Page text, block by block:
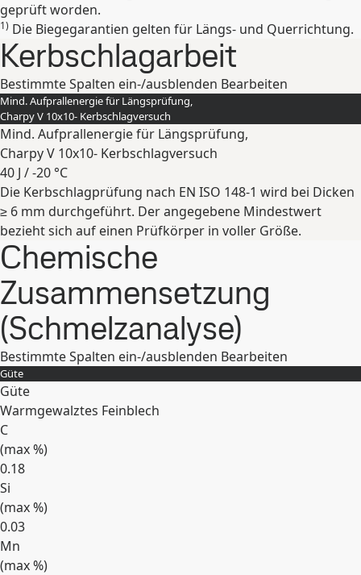
geprüft worden.
1) Die Biegegarantien gelten für Längs- und Querrichtung.
Kerbschlagarbeit
Bestimmte Spalten ein-/ausblenden Bearbeiten
Mind. Aufprallenergie für Längsprüfung,
Charpy V 10x10- Kerbschlagversuch
Mind. Aufprallenergie für Längsprüfung,
Charpy V 10x10- Kerbschlagversuch
40 J / -20 °C
Erweitern
Die Kerbschlagprüfung nach EN ISO 148-1 wird bei Dicken
≥ 6 mm durchgeführt. Der angegebene Mindestwert
bezieht sich auf einen Prüfkörper in voller Größe.
Chemische
Zusammensetzung
(Schmelzanalyse)
Bestimmte Spalten ein-/ausblenden Bearbeiten
Güte
Güte
Warmgewalztes Feinblech
C
(max%)
0.18
Si
(max%)
0.03
Mn
(max%)